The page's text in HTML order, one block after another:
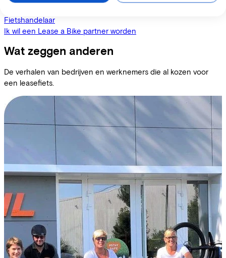
Fietshandelaar
Ik wil een Lease a Bike partner worden
Wat zeggen anderen
De verhalen van bedrijven en werknemers die al kozen voor
een leasefiets.